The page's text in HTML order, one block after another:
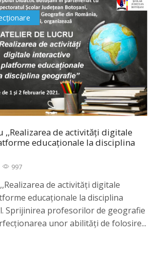
de activități digitale
educaționale la disciplina
997
de activități digitale
educaționale la disciplina
Sprijinirea profesorilor de geografie
unor abilități de folosire...